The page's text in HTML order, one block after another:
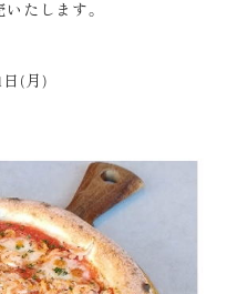
たします。
日(月)